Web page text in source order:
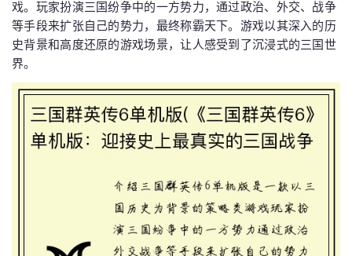
戏。玩家扮演三国纷争中的一方势力，通过政治、外交、战争
等手段来扩张自己的势力，最终称霸天下。游戏以其深入的历
史背景和高度还原的游戏场景，让人感受到了沉浸式的三国世
界。